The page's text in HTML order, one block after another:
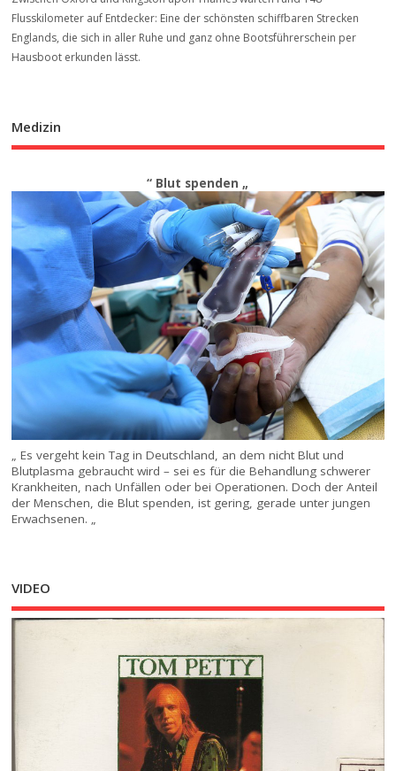
Flusskilometer auf Entdecker: Eine der schönsten schiffbaren Strecken
Englands, die sich in aller Ruhe und ganz ohne Bootsführerschein per
Hausboot erkunden lässt.
Medizin
“ Blut spenden „
„ Es vergeht kein Tag in Deutschland, an dem nicht Blut und
Blutplasma gebraucht wird – sei es für die Behandlung schwerer
Krankheiten, nach Unfällen oder bei Operationen. Doch der Anteil
der Menschen, die Blut spenden, ist gering, gerade unter jungen
Erwachsenen. „
VIDEO